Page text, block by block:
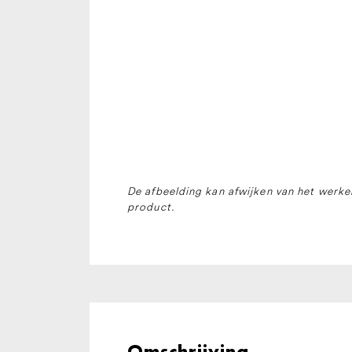
De afbeelding kan afwijken van het
product.